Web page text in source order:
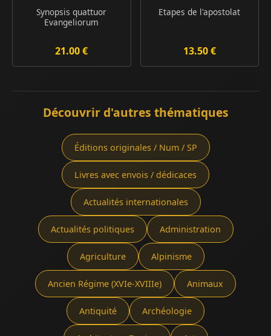
Synopsis quattuor
Evangeliorum
21.00 €
Etapes de l'apostolat
13.50 €
Découvrir d'autres thématiques
Éditions originales / Num / SP
Livres avec envois / dédicaces
Actualités internationales
Actualités politiques Administration
Agriculture Alpinisme
Ancien Régime (XVIe-XVIIIe) Animaux
Antiquité Archéologie